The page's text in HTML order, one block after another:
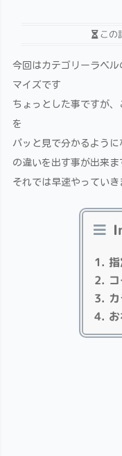
この
今回はカテゴリーラベ
マイズです
ちょっとした事ですが
を
パッと見で分かるよう
の違いを出す事が出来ま
それでは早速やっていき